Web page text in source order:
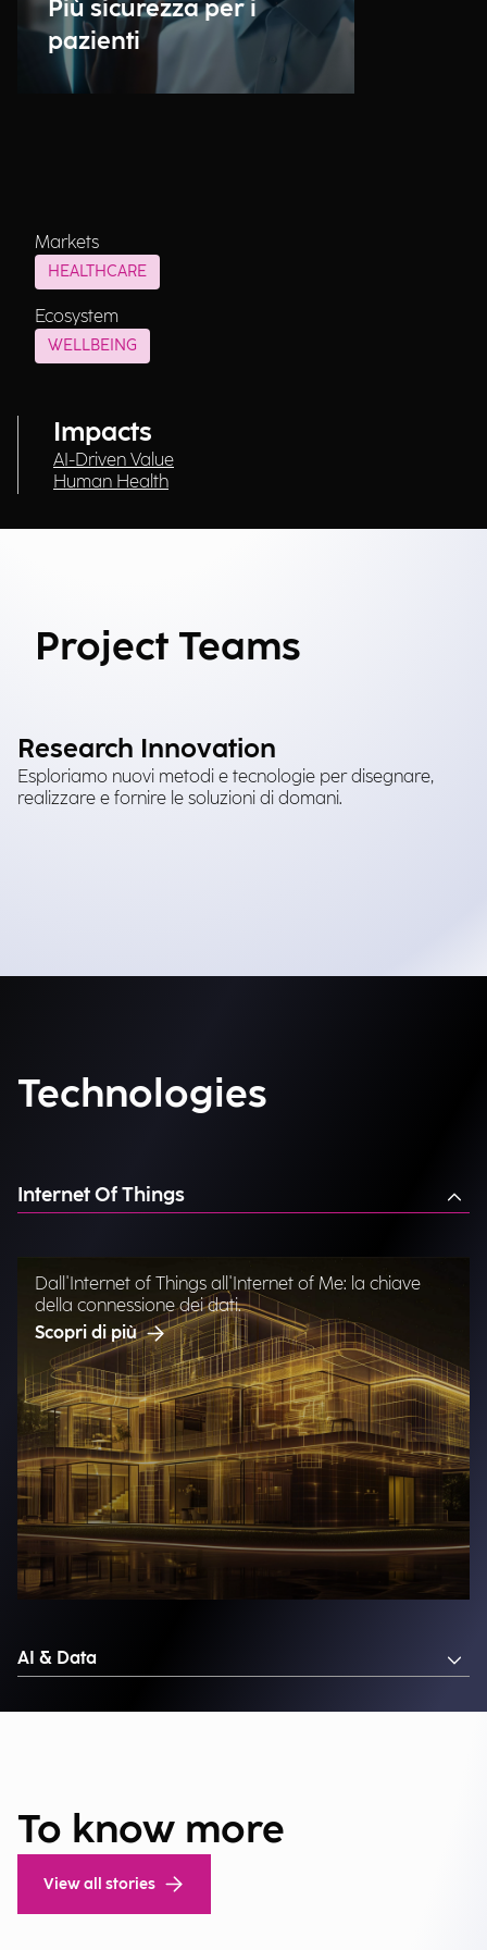
Più sicurezza per i
pazienti
Markets
HEALTHCARE
Ecosystem
WELLBEING
Impacts
AI-Driven Value
Human Health
Project Teams
Research Innovation
Esploriamo nuovi metodi e tecnologie per disegnare,
realizzare e fornire le soluzioni di domani.
Technologies
Internet Of Things
Dall'Internet of Things all'Internet of Me: la chiave
della connessione dei dati.
Scopri di più
AI & Data
To know more
View all stories